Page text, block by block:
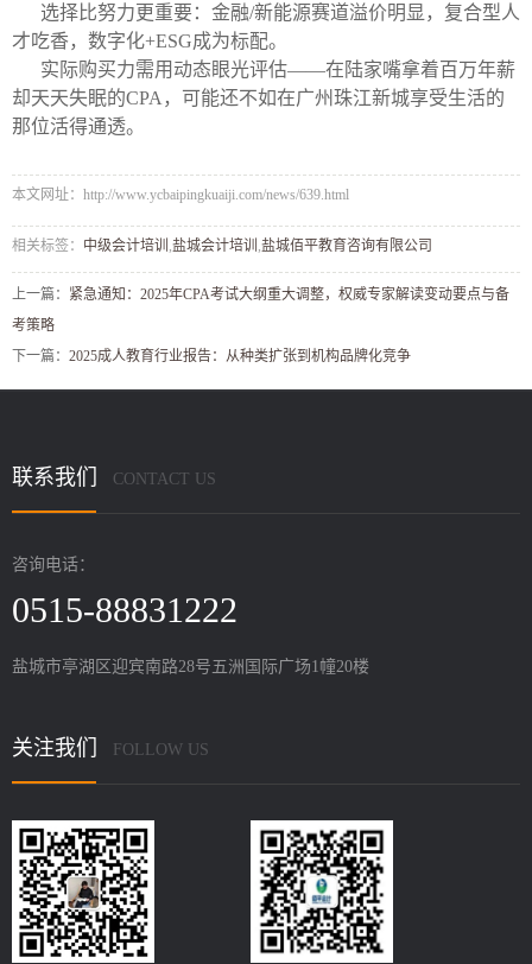
选择比努力更重要：金融/新能源赛道溢价明显，复合型人
才吃香，数字化+ESG成为标配。
实际购买力需用动态眼光评估——在陆家嘴拿着百万年薪
却天天失眠的CPA，可能还不如在广州珠江新城享受生活的
那位活得通透。
本文网址：http://www.ycbaipingkuaiji.com/news/639.html
相关标签： 中级会计培训 ,盐城会计培训 ,盐城佰平教育咨询有限公司
上一篇： 紧急通知：2025年CPA考试大纲重大调整，权威专家解读变动要点与备
考策略
下一篇： 2025成人教育行业报告：从种类扩张到机构品牌化竞争
联系我们 CONTACT US
咨询电话：
0515-88831222
盐城市亭湖区迎宾南路28号五洲国际广场1幢20楼
关注我们 FOLLOW US